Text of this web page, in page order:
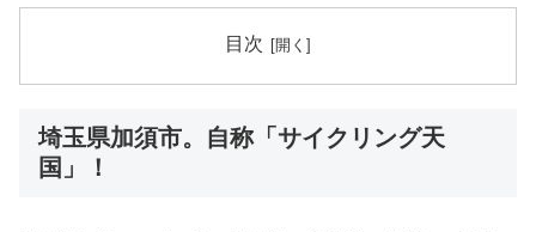
目次
埼玉県加須市。自称「サイクリング天
国」！